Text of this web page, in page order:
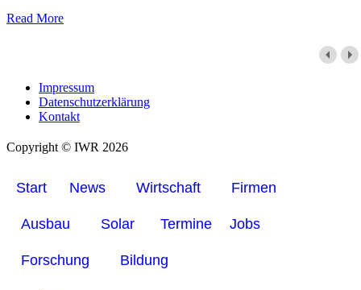
Read More
Impressum
Datenschutzerklärung
Kontakt
Copyright © IWR 2026
Start News Wirtschaft Firmen
Ausbau Solar Termine Jobs
Forschung Bildung